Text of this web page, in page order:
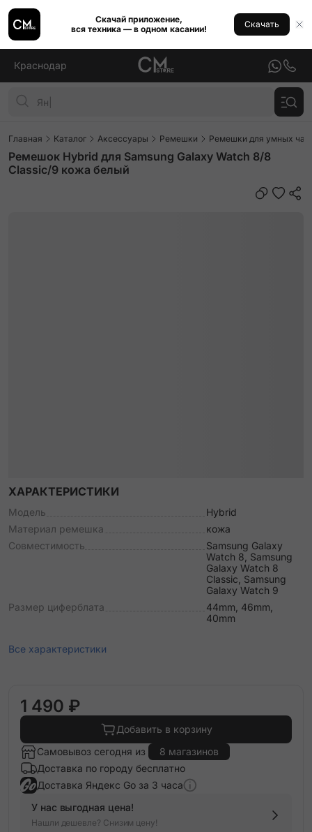
Скачай приложение,
вся техника — в одном касании!
Скачать
Краснодар
Главная Каталог Аксессуары Ремешки Ремешки для умных
Ремешок Hybrid для Samsung Galaxy Watch 8/8
Classic/9 кожа белый
ХАРАКТЕРИСТИКИ
Модель
Hybrid
Материал ремешка
кожа
Совместимость
Samsung Galaxy
Watch 8, Samsung
Galaxy Watch 8
Classic, Samsung
Galaxy Watch 9
Размер циферблата
44mm, 46mm,
40mm
Все характеристики
1 490 ₽
Добавить в корзину
Самовывоз сегодня из
8 магазинов
Доставка по городу бесплатно
Доставка Яндекс Go за 3 часа
У нас выгодная цена!
Нашли дешевле? Снизим цену!